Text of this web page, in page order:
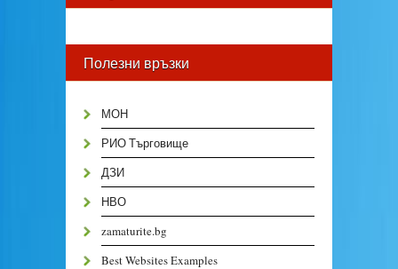
Полезни връзки
МОН
РИО Търговище
ДЗИ
НВО
zamaturite.bg
Best Websites Examples